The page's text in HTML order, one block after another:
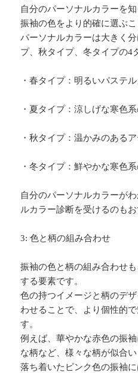
自分のパーソナルカラーを
振袖の色をより的確に選ぶこ
パーソナルカラーは大きく
プ、秋タイプ、冬タイプの4
・春タイプ：明るいパステ
・夏タイプ：涼しげな寒色
・秋タイプ：温かみのある
・冬タイプ：鮮やかな寒色
自分のパーソナルカラーが
ルカラー診断を受けるのもお
3: 色と柄の組み合わせ
振袖の色と柄の組み合わせ
する要素です。
色の持つイメージと柄のデ
わせることで、より個性的
す。
例えば、華やかな赤色の振
な柄など、様々な柄が似合い
落ち着いたピンク色の振袖